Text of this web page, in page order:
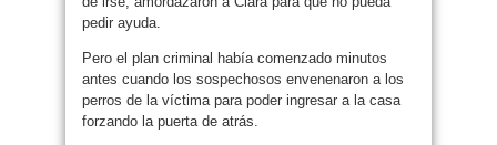
pedir ayuda.
Pero el plan criminal había comenzado minutos
antes cuando los sospechosos envenenaron a los
perros de la víctima para poder ingresar a la casa
forzando la puerta de atrás.